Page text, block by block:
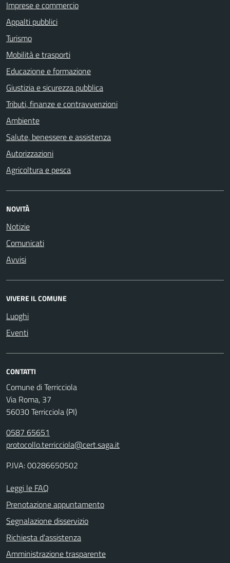
Imprese e commercio
Appalti pubblici
Turismo
Mobilità e trasporti
Educazione e formazione
Giustizia e sicurezza pubblica
Tributi, finanze e contravvenzioni
Ambiente
Salute, benessere e assistenza
Autorizzazioni
Agricoltura e pesca
NOVITÀ
Notizie
Comunicati
Avvisi
VIVERE IL COMUNE
Luoghi
Eventi
CONTATTI
Comune di Terricciola
Via Roma, 37
56030 Terricciola (PI)
0587 65651
protocollo.terricciola@cert.saga.it
P.IVA: 00286650502
Leggi le FAQ
Prenotazione appuntamento
Segnalazione disservizio
Richiesta d'assistenza
Amministrazione trasparente